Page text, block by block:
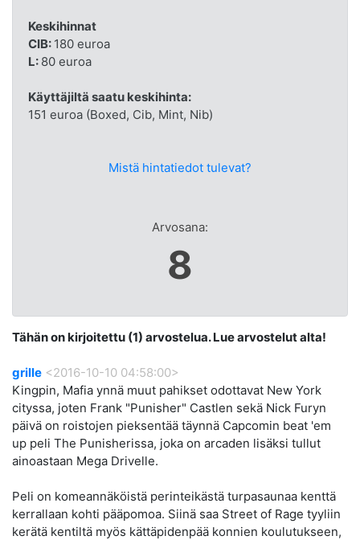
Keskihinnat
CIB: 180 euroa
L: 80 euroa
Käyttäjiltä saatu keskihinta:
151 euroa (Boxed, Cib, Mint, Nib)
Mistä hintatiedot tulevat?
Arvosana:
8
Tähän on kirjoitettu (1) arvostelua. Lue arvostelut alta!
grille <2016-10-10 04:58:00>
Kingpin, Mafia ynnä muut pahikset odottavat New York
cityssa, joten Frank "Punisher" Castlen sekä Nick Furyn
päivä on roistojen pieksentää täynnä Capcomin beat 'em
up peli The Punisherissa, joka on arcaden lisäksi tullut
ainoastaan Mega Drivelle.
Peli on komeannäköistä perinteikästä turpasaunaa kenttä
kerrallaan kohti pääpomoa. Siinä saa Street of Rage tyyliin
kerätä kentiltä myös kättäpidenpää konnien koulutukseen,